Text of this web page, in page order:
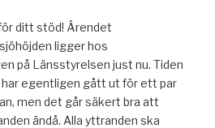
ditt stöd! Ärendet
ligger hos
på Länsstyrelsen just nu. Tiden
egentligen gått ut för ett par
men det går säkert bra att
ändå. Alla yttranden ska